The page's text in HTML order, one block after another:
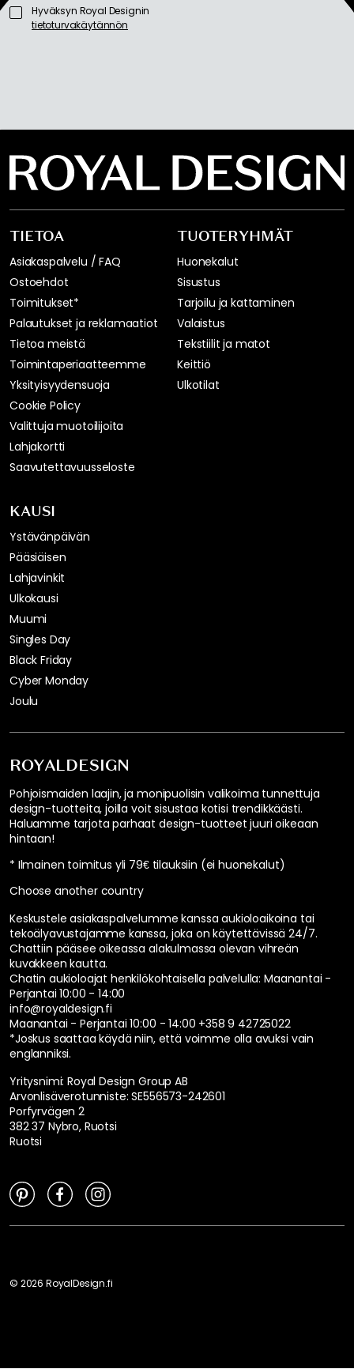
Hyväksyn Royal Designin
tietoturvakäytännön
ROYALDESIGN
Pohjoismaiden laajin, ja monipuolisin valikoima tunnettuja
design-tuotteita, joilla voit sisustaa kotisi trendikkäästi.
Haluamme tarjota parhaat design-tuotteet juuri oikeaan
hintaan!
* Ilmainen toimitus yli 79€ tilauksiin (ei huonekalut)
Choose another country
Keskustele asiakaspalvelumme kanssa aukioloaikoina tai
tekoälyavustajamme kanssa, joka on käytettävissä 24/7.
Chattiin pääsee oikeassa alakulmassa olevan vihreän
kuvakkeen kautta.
Chatin aukioloajat henkilökohtaisella palvelulla: Maanantai -
Perjantai 10:00 - 14:00
info@royaldesign.fi
Maanantai - Perjantai 10:00 - 14:00 +358 9 42725022
*Joskus saattaa käydä niin, että voimme olla avuksi vain
englanniksi.
Yritysnimi: Royal Design Group AB
Arvonlisäverotunniste: SE556573-242601
Porfyrvägen 2
382 37 Nybro, Ruotsi
Ruotsi
TIETOA
Asiakaspalvelu / FAQ
Ostoehdot
Toimitukset*
Palautukset ja reklamaatiot
Tietoa meistä
Toimintaperiaatteemme
Yksityisyydensuoja
Cookie Policy
Valittuja muotoilijoita
Lahjakortti
Saavutettavuusseloste
TUOTERYHMÄT
Huonekalut
Sisustus
Tarjoilu ja kattaminen
Valaistus
Tekstiilit ja matot
Keittiö
Ulkotilat
KAUSI
Ystävänpäivän
Pääsiäisen
Lahjavinkit
Ulkokausi
Muumi
Singles Day
Black Friday
Cyber Monday
Joulu
© 2026 RoyalDesign.fi